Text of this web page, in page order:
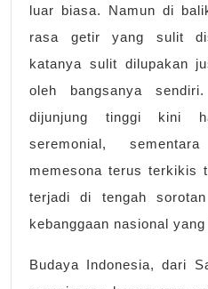
luar biasa. Namun di
rasa getir yang sulit
katanya sulit dilupakan
oleh bangsanya
dijunjung tinggi kini
seremonial,
memesona terus terkikis
terjadi di tengah
kebanggaan nasional
Budaya Indonesia, dari